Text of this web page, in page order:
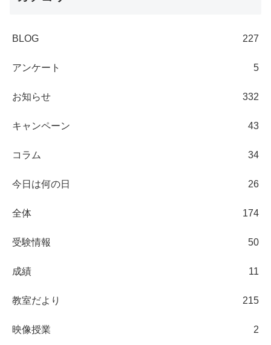
BLOG 227
アンケート 5
お知らせ 332
キャンペーン 43
コラム 34
今日は何の日 26
全体 174
受験情報 50
成績 11
教室だより 215
映像授業 2